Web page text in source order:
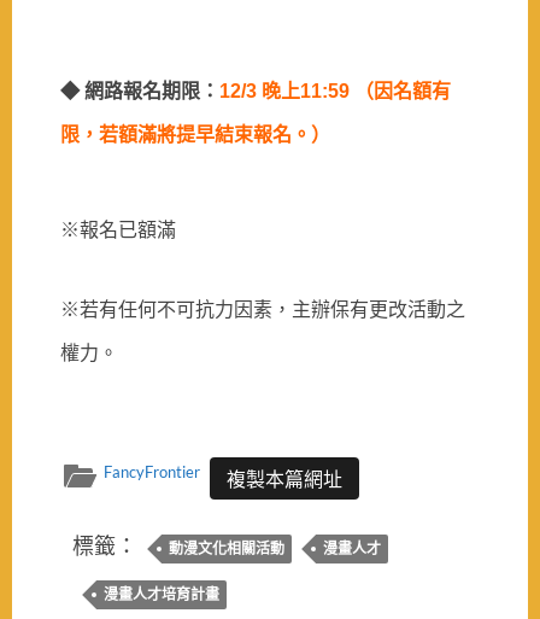
◆ 網路報名期限： 12/3 晚上11:59 （因名額有
限，若額滿將提早結束報名。）
※報名已額滿
※若有任何不可抗力因素，主辦保有更改活動之
權力。
FancyFrontier 複製本篇網址
標籤： 動漫文化相關活動 漫畫人才
漫畫人才培育計畫